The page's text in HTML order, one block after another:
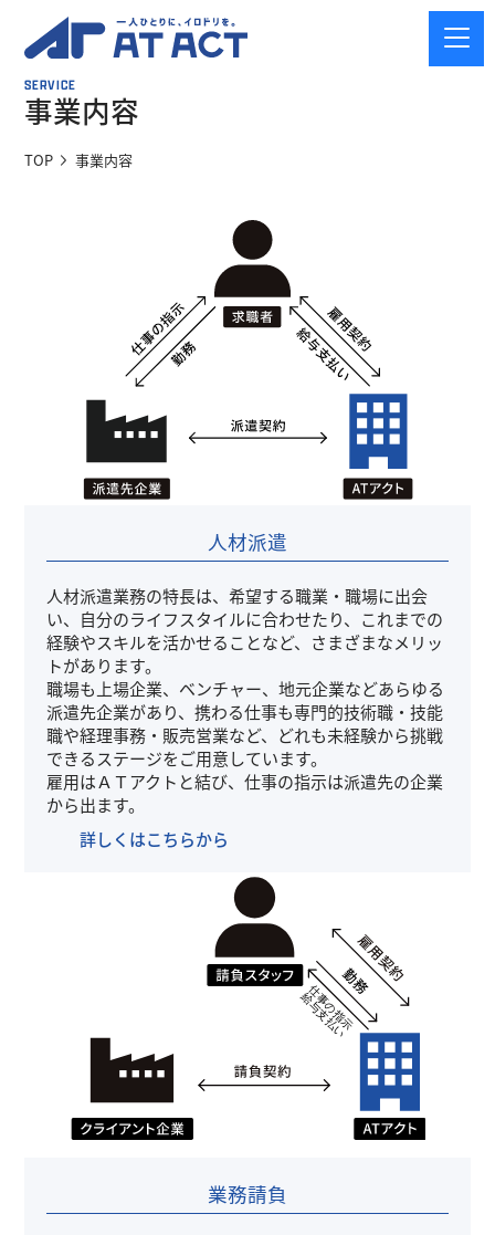
SERVICE
事業内容
TOP 事業内容
人材派遣
人材派遣業務の特長は、希望する職業・職場に出会
い、自分のライフスタイルに合わせたり、これまでの
経験やスキルを活かせることなど、さまざまなメリッ
トがあります。
職場も上場企業、ベンチャー、地元企業などあらゆる
派遣先企業があり、携わる仕事も専門的技術職・技能
職や経理事務・販売営業など、どれも未経験から挑戦
できるステージをご用意しています。
雇用はＡＴアクトと結び、仕事の指示は派遣先の企業
から出ます。
詳しくはこちらから
業務請負